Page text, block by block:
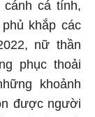
cá tính,
khắp các
nữ thần
phục thoải
khoảnh
được người